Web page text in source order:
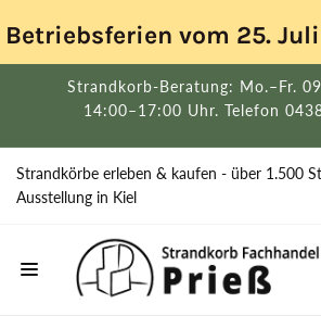
zum
Inhalt
Betriebsferien vom 25.
Strandkorb-Beratung: Mo.–Fr.
14:00–17:00 Uhr. Telefon
Strandkörbe erleben & kaufen - über 1.500
Ausstellung in Kiel